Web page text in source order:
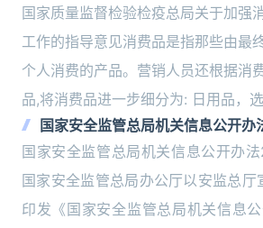
监管工作的指导意见
国家质量监督检验检疫总局关于加强
工作的指导意见消费品是指那些由最
个人消费的产品。营销人员还根据消
品,将消费品进一步细分为: 日用品，
国家安全监管总局机关信息公开办
国家安全监管总局机关信息公开办
国家安全监管总局办公厅以安监总
印发《国家安全监管总局机关信息